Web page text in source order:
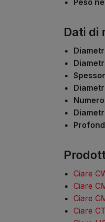
Peso
Dati di
Ciare
Ciare
Ciare
Ciare